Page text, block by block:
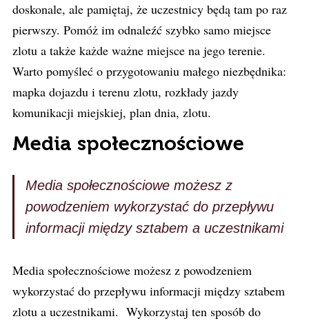
doskonale, ale pamiętaj, że uczestnicy będą tam po raz
pierwszy. Pomóż im odnaleźć szybko samo miejsce
zlotu a także każde ważne miejsce na jego terenie.
Warto pomyśleć o przygotowaniu małego niezbędnika:
mapka dojazdu i terenu zlotu, rozkłady jazdy
komunikacji miejskiej, plan dnia, zlotu.
Media społecznościowe
Media społecznościowe możesz z
powodzeniem wykorzystać do przepływu
informacji między sztabem a uczestnikami
Media społecznościowe możesz z powodzeniem
wykorzystać do przepływu informacji między sztabem
zlotu a uczestnikami. Wykorzystaj ten sposób do